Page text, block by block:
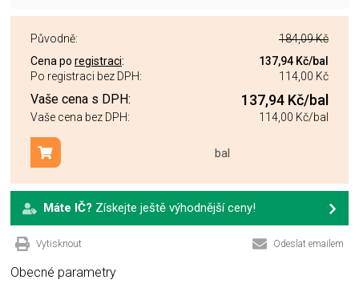
Původně:
184,09 Kč
Cena po registraci: 137,94 Kč/bal
Po registraci bez DPH:
114,00 Kč
Vaše cena s DPH: 137,94 Kč/bal
Vaše cena bez DPH: 114,00 Kč/bal
bal
Přidat do košíku
Máte IČ? Získejte ještě výhodnější ceny!
Vytisknout Odeslat emailem
Obecné parametry